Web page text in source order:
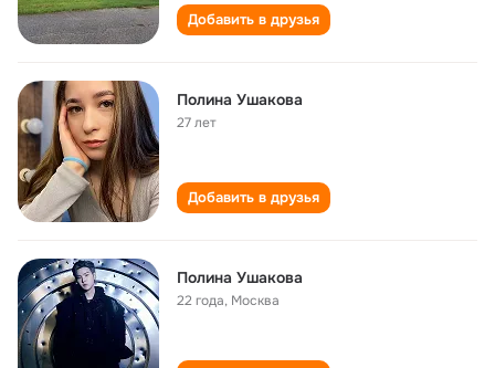
Добавить в друзья
Полина Ушакова
27 лет
Добавить в друзья
Полина Ушакова
22 года, Москва